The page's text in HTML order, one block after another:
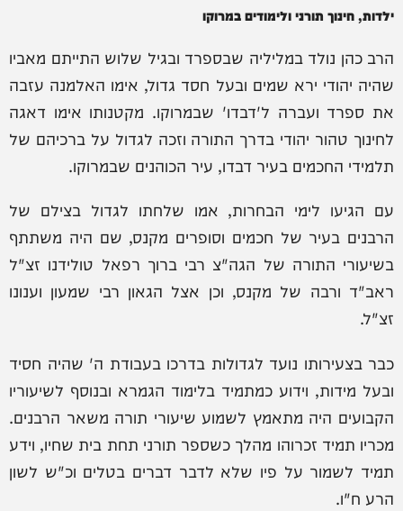
ילדות, חינוך תורני ולימודים במרוקו
הרב כהן נולד במליליה שבספרד ובגיל שלוש התייתם מאביו
שהיה יהודי ירא שמים ובעל חסד גדול, אימו האלמנה עזבה
את ספרד ועברה ל'דבדו' שבמרוקו. מקטנותו אימו דאגה
לחינוך טהור יהודי בדרך התורה וזכה לגדול על ברכיהם של
תלמידי החכמים בעיר דבדו, עיר הכוהנים שבמרוקו.
עם הגיעו לימי הבחרות, אמו שלחתו לגדול בצילם של
הרבנים בעיר של חכמים וסופרים מקנס, שם היה משתתף
בשיעורי התורה של הגה"צ רבי ברוך רפאל טולידנו זצ"ל
ראב"ד ורבה של מקנס, וכן אצל הגאון רבי שמעון וענונו
זצ"ל.
כבר בצעירותו נועד לגדולות בדרכו בעבודת ה' שהיה חסיד
ובעל מידות, וידוע כמתמיד בלימוד הגמרא ובנוסף לשיעוריו
הקבועים היה מתאמץ לשמוע שיעורי תורה משאר הרבנים.
מכריו תמיד זכרוהו מהלך כשספר תורני תחת בית שחיו, וידע
תמיד לשמור על פיו שלא לדבר דברים בטלים וכ"ש לשון
הרע ח"ו.